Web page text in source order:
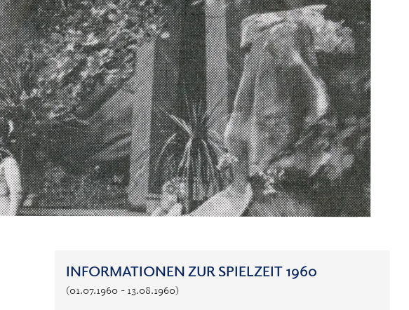
INFORMATIONEN ZUR SPIELZEIT 1960
(01.07.1960 - 13.08.1960)